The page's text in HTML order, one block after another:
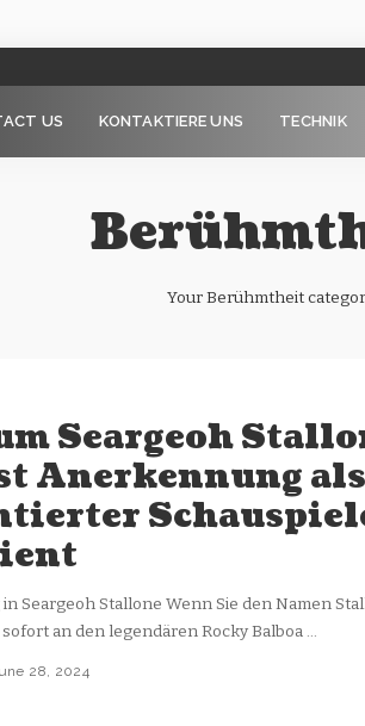
US KONTAKTIERE UNS TECHNIK
Your Berühmtheit
Seargeoh
Anerkennung als
Seargeoh Stallone Wenn Sie den Namen
an den legendären Rocky Balboa ...
28, 2024